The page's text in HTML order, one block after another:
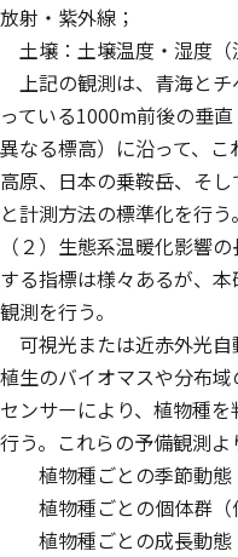
放射・紫外線；
土壌：土壌温度・湿度（
上記の観測は、青海と
っている1000m前後の垂
異なる標高）に沿って、
高原、日本の乗鞍岳、そ
と計測方法の標準化を行う。
（２）生態系温暖化影響
する指標は様々あるが、
観測を行う。
可視光または近赤外光自
植生のバイオマスや分布
センサーにより、植物種
行う。これらの予備観測よ
植物種ごとの季節動態
植物種ごとの個体群（
植物種ごとの成長動態